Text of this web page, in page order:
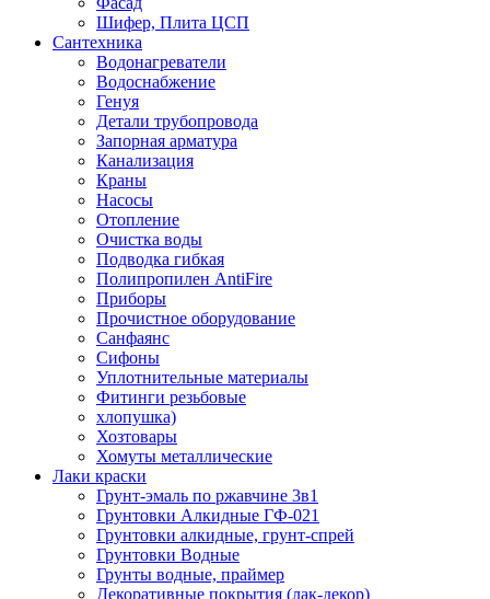
Шифер, Плита ЦСП
Сантехника
Водонагреватели
Водоснабжение
Генуя
Детали трубопровода
Запорная арматура
Канализация
Краны
Насосы
Отопление
Очистка воды
Подводка гибкая
Полипропилен AntiFire
Приборы
Прочистное оборудование
Санфаянс
Сифоны
Уплотнительные материалы
Фитинги резьбовые
хлопушка)
Хозтовары
Хомуты металлические
Лаки краски
Грунт-эмаль по ржавчине 3в1
Грунтовки Алкидные ГФ-021
Грунтовки алкидные, грунт-спрей
Грунтовки Водные
Грунты водные, праймер
Декоративные покрытия (лак-декор)